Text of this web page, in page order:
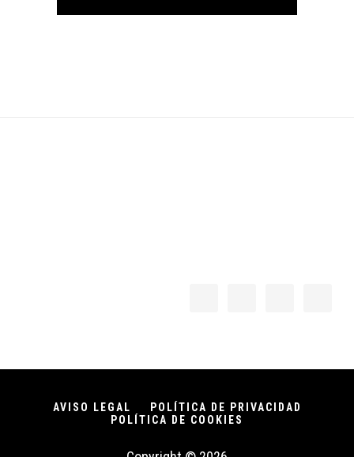
AVISO LEGAL
POLÍTICA DE PRIVACIDAD
POLÍTICA DE COOKIES